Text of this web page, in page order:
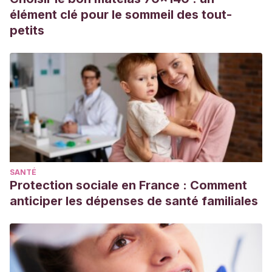
en: https://doi.org/10.1016/j.ejmech.2019.06.010
élément clé pour le sommeil des tout-
petits
SANTÉ
Protection sociale en France : Comment
anticiper les dépenses de santé familiales